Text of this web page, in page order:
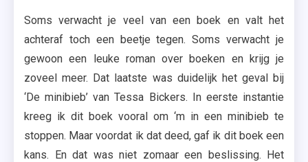
Soms verwacht je veel van een boek en valt het
achteraf toch een beetje tegen. Soms verwacht je
gewoon een leuke roman over boeken en krijg je
zoveel meer. Dat laatste was duidelijk het geval bij
‘De minibieb’ van Tessa Bickers. In eerste instantie
kreeg ik dit boek vooral om ‘m in een minibieb te
stoppen. Maar voordat ik dat deed, gaf ik dit boek een
kans. En dat was niet zomaar een beslissing. Het